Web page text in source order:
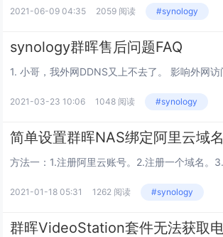
2021-06-09 04:35 2059 阅读 #synology
synology群晖售后问题FAQ
2021-03-23 10:06 1048 阅读 #synology
简单设置群晖NAS绑定阿里云域名
2021-01-18 05:31 1262 阅读 #synology